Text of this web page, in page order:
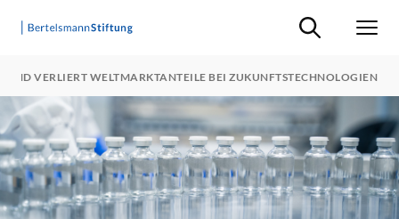
Suche ein-/
VERLIERT WELTMARKTANTEILE BEI ZUKUNFTSTECHNOLOGIEN